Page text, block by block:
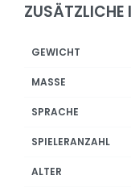
ZUSÄTZLICHE
GEWICHT
MASSE
SPRACHE
SPIELERANZAHL
ALTER